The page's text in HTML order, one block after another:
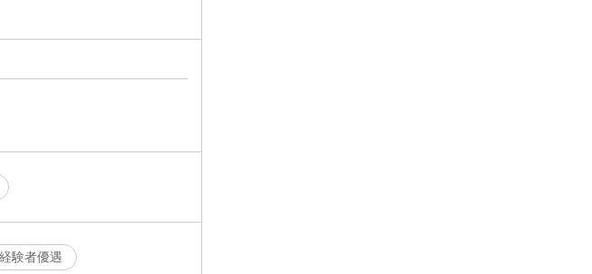
経験者優遇